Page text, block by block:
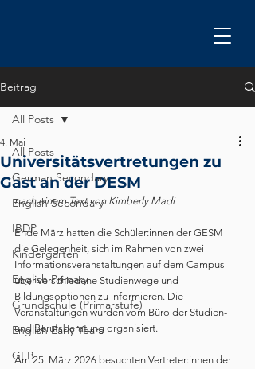
Beitrag
All Posts
German Secondary
English Secondary
IBDP
Kindergarten
English Primary
Grundschule (Primarstufe)
English Early Years
GEB
All Posts
Universitätsvertretungen zu
Gast an der DESM
4. Mai
nach einem Text von Kimberly Madi
Ende März hatten die Schüler:innen der GESM
die Gelegenheit, sich im Rahmen von zwei
Informationsveranstaltungen auf dem Campus
über verschiedene Studienwege und
Bildungsoptionen zu informieren. Die
Veranstaltungen wurden vom Büro der Studien-
und Berufsberatung organisiert.
Am 25. März 2026 besuchten Vertreter:innen der